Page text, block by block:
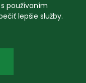
používaním
lepšie služby.